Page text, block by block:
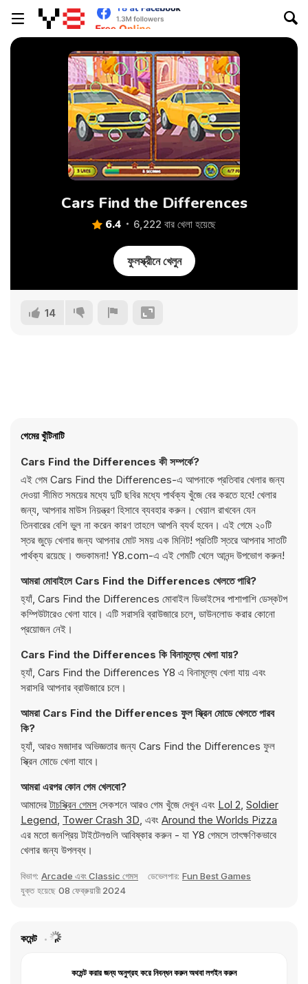
Cars Find the Differences
6.4 6,222 বার খেলা হয়েছে
ফুলস্ক্রীনে খেলুন
14
গেমের খুঁটিনাটি
Cars Find the Differences কী সম্পর্কে?
এই গেম Cars Find the Differences-এ আপনাকে প্রতিবার খেলার জন্য
দেওয়া সীমিত সময়ের মধ্যে দুটি ছবির মধ্যে পার্থক্য খুঁজে বের করতে হবে! খেলার
জন্য, আপনার মাউস নিয়ন্ত্রণ হিসাবে ব্যবহার করুন। খেয়াল রাখবেন যেন
তিনবারের বেশি ভুল না করেন কারণ তাহলে আপনি ব্যর্থ হবেন। এই গেমে ২০টি
স্তর জুড়ে খেলার জন্য আপনার মোট সময় এক মিনিট! প্রতিটি স্তরে আপনার সাতটি
পার্থক্য রয়েছে। শুভকামনা! Y8.com-এ এই গেমটি খেলে আনন্দ উপভোগ করুন!
আমরা মোবাইলে Cars Find the Differences খেলতে পারি?
হ্যাঁ, Cars Find the Differences মোবাইল ডিভাইসের পাশাপাশি ডেস্কটপ
কম্পিউটারেও খেলা যাবে। এটি সরাসরি ব্রাউজারে চলে, ডাউনলোড করার কোনো
প্রয়োজন নেই।
Cars Find the Differences কি বিনামূল্যে খেলা যায়?
হ্যাঁ, Cars Find the Differences Y8 এ বিনামূল্যে খেলা যায় এবং
সরাসরি আপনার ব্রাউজারে চলে।
আমরা Cars Find the Differences ফুল স্ক্রিন মোডে খেলতে পারব
কি?
হ্যাঁ, আরও মজাদার অভিজ্ঞতার জন্য Cars Find the Differences ফুল
স্ক্রিন মোডে খেলা যাবে।
আমরা এরপর কোন গেম খেলবো?
আমাদেরটাচস্ক্রিন গেমস সেকশনে আরও গেম খুঁজে দেখুন এবং Lol 2, Soldier
Legend, Tower Crash 3D, এবং Around the Worlds Pizza
এর মতো জনপ্রিয় টাইটেলগুলি আবিষ্কার করুন - যা Y8 গেমসে তাৎক্ষণিকভাবে
খেলার জন্য উপলব্ধ।
বিভাগ: Arcade এবং Classic গেমস ডেভেলপার: Fun Best Games
যুক্ত হয়েছে 08 ফেব্রুয়ারী 2024
কমেন্ট
কমেন্ট করার জন্য অনুগ্রহ করে নিবন্ধন করুন অথবা লগইন করুন